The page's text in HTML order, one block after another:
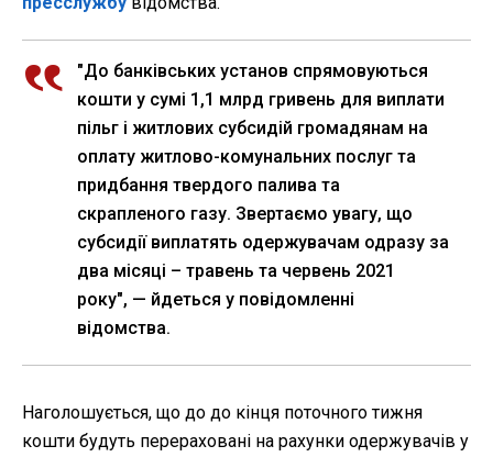
"До банківських установ спрямовуються
кошти у сумі 1,1 млрд гривень для виплати
пільг і житлових субсидій громадянам на
оплату житлово-комунальних послуг та
придбання твердого палива та
скрапленого газу. Звертаємо увагу, що
субсидії виплатять одержувачам одразу за
два місяці – травень та червень 2021
року", — йдеться у повідомленні
відомства.
Наголошується, що до до кінця поточного тижня
кошти будуть перераховані на рахунки одержувачів у